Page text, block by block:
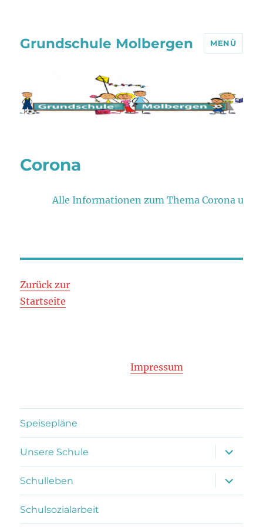
Grundschule Molbergen MENÜ
Corona
Alle Informationen zum Thema Corona und
Zurück zur
Startseite
Impressum
Speisepläne
Unsere Schule
anzeigen
Schulleben
anzeigen
Schulsozialarbeit